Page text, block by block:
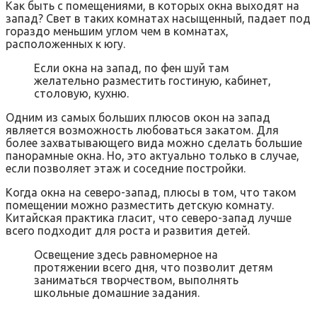
Как быть с помещениями, в которых окна выходят на
запад? Свет в таких комнатах насыщенный, падает под
гораздо меньшим углом чем в комнатах,
расположенных к югу.
Если окна на запад, по фен шуй там
желательно разместить гостиную, кабинет,
столовую, кухню.
Одним из самых больших плюсов окон на запад
является возможность любоваться закатом. Для
более захватывающего вида можно сделать большие
панорамные окна. Но, это актуально только в случае,
если позволяет этаж и соседние постройки.
Когда окна на северо-запад, плюсы в том, что таком
помещении можно разместить детскую комнату.
Китайская практика гласит, что северо-запад лучше
всего подходит для роста и развития детей.
Освещение здесь равномерное на
протяжении всего дня, что позволит детям
заниматься творчеством, выполнять
школьные домашние задания.